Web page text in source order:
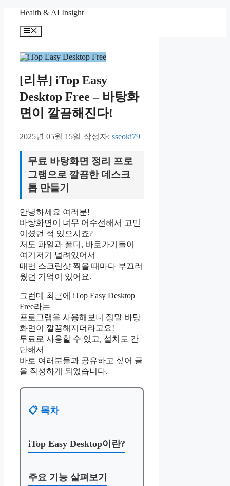
Health & AI Insight
메
[리뷰] iTop Easy
Desktop Free – 바탕화
면이 깔끔해진다!
2025년 05월 15일 작성자: sseoki79
무료 바탕화면 정리 프로
그램으로 깔끔한 데스크
톱 만들기
안녕하세요 여러분!
바탕화면이 너무 어수선해서 고민
이셨던 적 있으시죠?
저도 파일과 폴더, 바로가기들이
여기저기 널려있어서
매번 스크린샷 찍을 때마다 부끄러
웠던 기억이 있어요.
그런데 최근에 iTop Easy Desktop
Free라는
프로그램을 사용해보니 정말 바탕
화면이 깔끔해지더라고요!
무료로 사용할 수 있고, 설치도 간
단해서
바로 여러분들과 공유하고 싶어 글
을 작성하게 되었습니다.
📋 목차
iTop Easy Desktop이란?
주요 기능 살펴보기